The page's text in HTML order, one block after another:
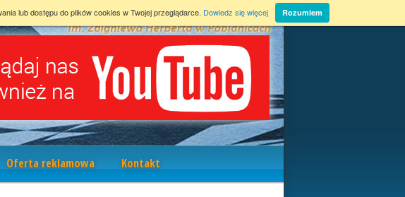
Oferta reklamowa Kontakt
lub dostępu do plików cookies w Twojej przeglądarce. Dowiedz się więcej Rozumiem